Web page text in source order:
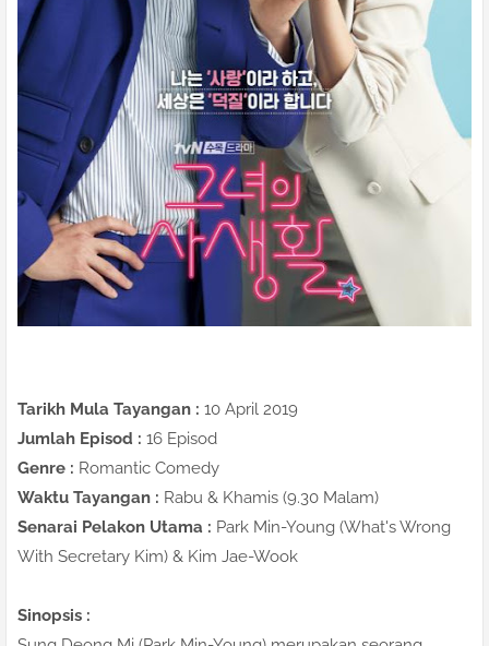
Tarikh Mula Tayangan : 10 April 2019
Jumlah Episod : 16 Episod
Genre : Romantic Comedy
Waktu Tayangan : Rabu & Khamis (9.30 Malam)
Senarai Pelakon Utama : Park Min-Young (What's Wrong
With Secretary Kim) & Kim Jae-Wook
Sinopsis :